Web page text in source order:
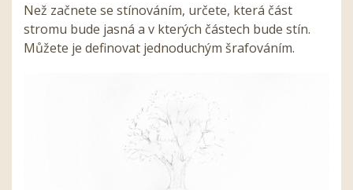
Než začnete se stínováním, určete, která část
stromu bude jasná a v kterých částech bude stín.
Můžete je definovat jednoduchým šrafováním.